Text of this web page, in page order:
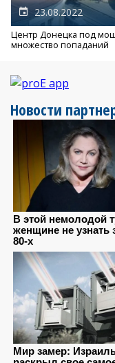
23.08.2022
Центр Донецка под
множество попаданий
Новости